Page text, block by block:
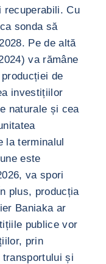
recuperabili. Cu
sonda să
Pe de altă
va rămâne
de
investițiilor
naturale și cea
la terminalul
este
va spori
plus, producția
Baniaka ar
publice vor
prin
și